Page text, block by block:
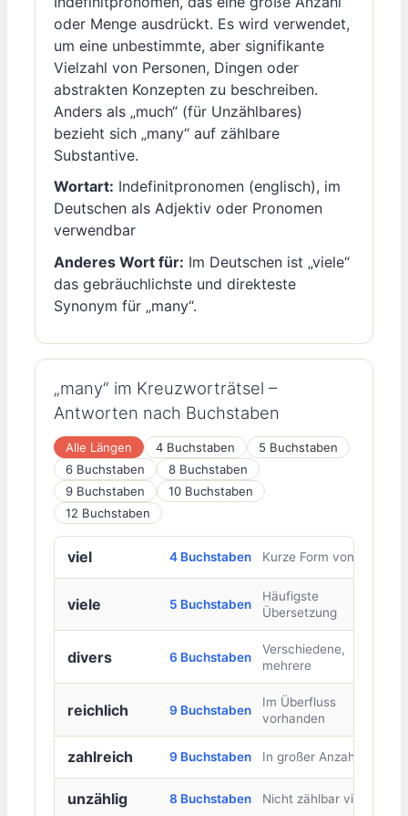
oder Menge ausdrückt. Es wird verwendet,
um eine unbestimmte, aber signifikante
Vielzahl von Personen, Dingen oder
abstrakten Konzepten zu beschreiben.
Anders als „much“ (für Unzählbares)
bezieht sich „many“ auf zählbare
Substantive.
Wortart: Indefinitpronomen (englisch), im
Deutschen als Adjektiv oder Pronomen
verwendbar
Anderes Wort für: Im Deutschen ist „viele“
das gebräuchlichste und direkteste
Synonym für „many“.
„many“ im Kreuzworträtsel –
Antworten nach Buchstaben
Alle Längen 4 Buchstaben
5 Buchstaben
6 Buchstaben
8 Buchstaben
9 Buchstaben
10 Buchstaben
12 Buchstaben
viel 4 Buchstaben Kurze Form von viele
viele 5 Buchstaben
Häufigste
Übersetzung
divers 6 Buchstaben
Verschiedene,
mehrere
reichlich 9 Buchstaben
Im Überfluss
vorhanden
zahlreich 9 Buchstaben In großer Anzahl
unzählig 8 Buchstaben Nicht zählbar viele